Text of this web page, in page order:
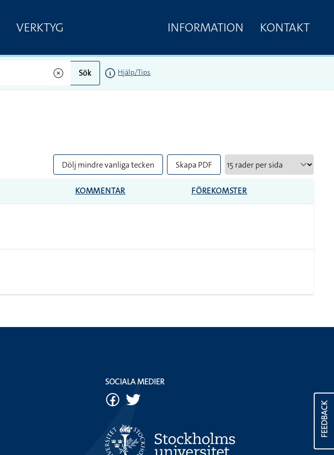
VERKTYG INFORMATION KONTAKT
Sök Hjälp/Tips
Dölj mindre vanliga tecken Skapa PDF
KOMMENTAR FÖREKOMSTER
FEEDBACK
SOCIALA MEDIER